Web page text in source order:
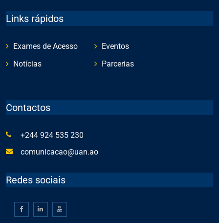
Links rápidos
Exames de Acesso
Notícias
Eventos
Parcerias
Contactos
+244 924 535 230
comunicacao@uan.ao
Redes sociais